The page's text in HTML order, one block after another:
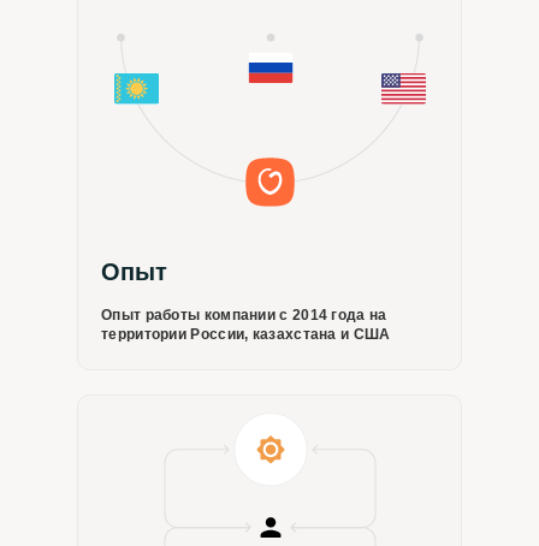
клиники уже
в следующем квартале
Опыт
Опыт работы компании с 2014 года на
территории России, казахстана и США